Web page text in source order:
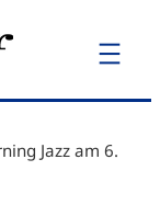
Jazz am 6.